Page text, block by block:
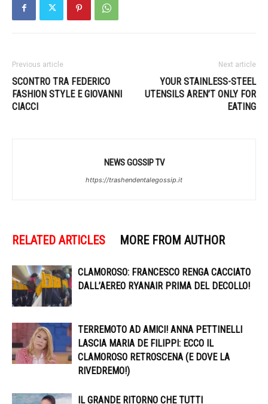
Previous article
SCONTRO TRA FEDERICO
FASHION STYLE E GIOVANNI
CIACCI
Next article
YOUR STAINLESS-STEEL
UTENSILS AREN’T ONLY FOR
EATING
NEWS GOSSIP TV
https://trashendentalegossip.it
RELATED ARTICLES MORE FROM AUTHOR
CLAMOROSO: FRANCESCO RENGA CACCIATO
DALL’AEREO RYANAIR PRIMA DEL DECOLLO!
TERREMOTO AD AMICI! ANNA PETTINELLI
LASCIA MARIA DE FILIPPI: ECCO IL
CLAMOROSO RETROSCENA (E DOVE LA
RIVEDREMO!)
IL GRANDE RITORNO CHE TUTTI